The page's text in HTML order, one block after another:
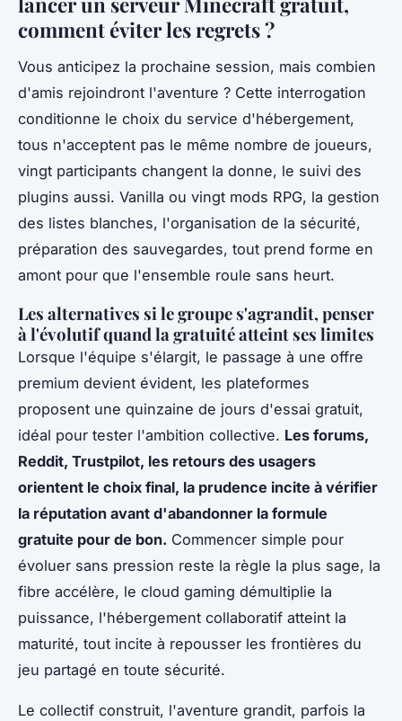
comment éviter les regrets ?
Vous anticipez la prochaine session, mais combien
d'amis rejoindront l'aventure ? Cette interrogation
conditionne le choix du service d'hébergement,
tous n'acceptent pas le même nombre de joueurs,
vingt participants changent la donne, le suivi des
plugins aussi. Vanilla ou vingt mods RPG, la gestion
des listes blanches, l'organisation de la sécurité,
préparation des sauvegardes, tout prend forme en
amont pour que l'ensemble roule sans heurt.
Les alternatives si le groupe s'agrandit, penser
à l'évolutif quand la gratuité atteint ses limites
Lorsque l'équipe s'élargit, le passage à une offre
premium devient évident, les plateformes
proposent une quinzaine de jours d'essai gratuit,
idéal pour tester l'ambition collective. Les forums,
Reddit, Trustpilot, les retours des usagers
orientent le choix final, la prudence incite à vérifier
la réputation avant d'abandonner la formule
gratuite pour de bon. Commencer simple pour
évoluer sans pression reste la règle la plus sage, la
fibre accélère, le cloud gaming démultiplie la
puissance, l'hébergement collaboratif atteint la
maturité, tout incite à repousser les frontières du
jeu partagé en toute sécurité.
Le collectif construit, l'aventure grandit, parfois la